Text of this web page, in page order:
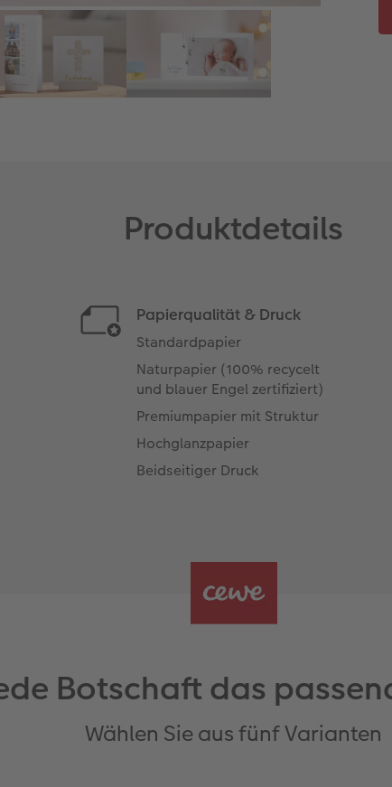
Produktdetails
Papierqualität & Druck
Standardpapier
Naturpapier (100% recycelt
und blauer Engel zertifiziert)
Premiumpapier mit Struktur
Hochglanzpapier
Beidseitiger Druck
Botschaft das
Wählen Sie aus fünf Varianten